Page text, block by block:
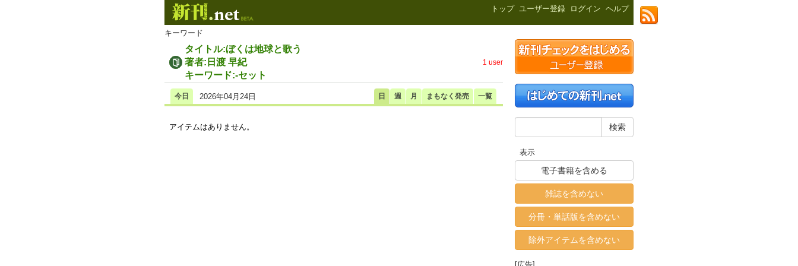
トップ ユーザー登録 ログイン ヘルプ
キーワード
タイトル:ぼくは地球と歌う
著者:日渡 早紀
キーワード:-セット
1 user
日 週 月 まもなく発売 一覧
今日 2026年04月24日
アイテムはありません。
表示
電子書籍を含める
雑誌を含めない
分冊・単話版を含めない
除外アイテムを含めない